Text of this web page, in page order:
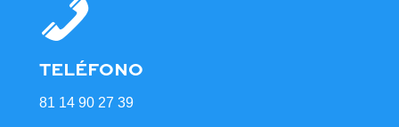
TELÉFONO
81 14 90 27 39